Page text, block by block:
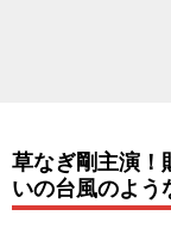
草なぎ剛主演！
いの台風のよう